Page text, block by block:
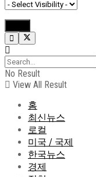
No Result
View All Result
홈
최신뉴스
로컬
미국 / 국제
한국뉴스
경제